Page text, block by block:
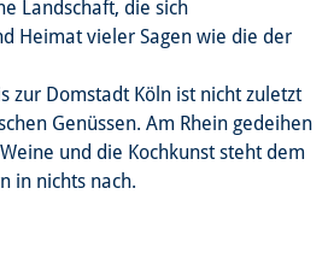
Landschaft, die sich
Heimat vieler Sagen wie die der
zur Domstadt Köln ist nicht zuletzt
Genüssen. Am Rhein gedeihen
und die Kochkunst steht dem
in nichts nach.